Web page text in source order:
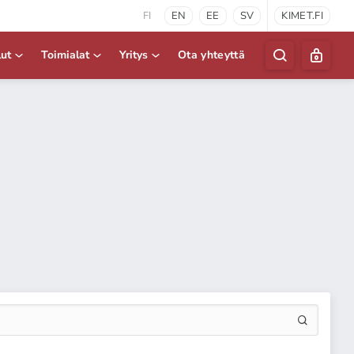
FI EN EE SV KIMET.FI
Toimialat Yritys Ota yhteyttä